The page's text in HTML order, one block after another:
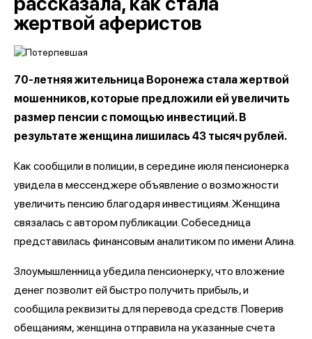
жертвой аферистов
70-летняя жительница Воронежа стала жертвой
мошенников, которые предложили ей увеличить
размер пенсии с помощью инвестиций. В
результате женщина лишилась 43 тысяч рублей.
Как сообщили в полиции, в середине июля пенсионерка
увидела в мессенджере объявление о возможности
увеличить пенсию благодаря инвестициям. Женщина
связалась с автором публикации. Собеседница
представилась финансовым аналитиком по имени Алина.
Злоумышленница убедила пенсионерку, что вложение
денег позволит ей быстро получить прибыль, и
сообщила реквизиты для перевода средств. Поверив
обещаниям, женщина отправила на указанные счета